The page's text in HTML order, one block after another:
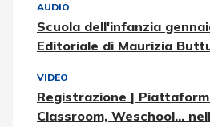
AUDIO
Scuola dell'infanzia
Editoriale di Maurizia
VIDEO
Registrazione |
Classroom, Weschool...